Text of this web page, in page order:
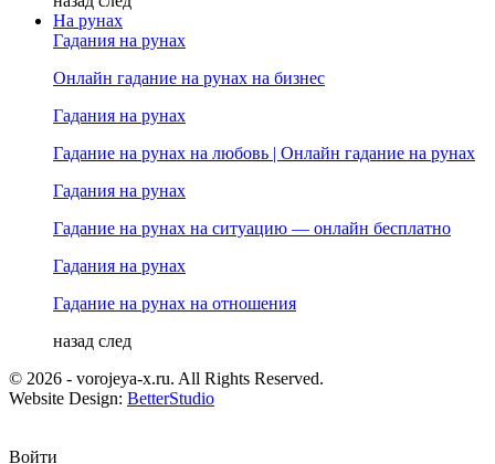
На рунах
Гадания на рунах
Онлайн гадание на рунах на бизнес
Гадания на рунах
Гадание на рунах на любовь | Онлайн гадание на рунах
Гадания на рунах
Гадание на рунах на ситуацию — онлайн бесплатно
Гадания на рунах
Гадание на рунах на отношения
назад след
© 2026 - vorojeya-x.ru. All Rights Reserved.
Website Design: BetterStudio
Войти